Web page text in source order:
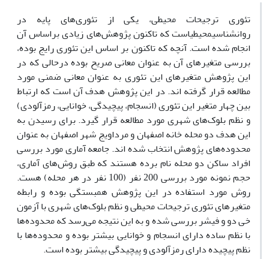
تئوری ترجیحات محیطی، یکی از تئوری‌های پایه در
روانشناسیمحیطیاست که تاکنون پژوهش‌های زیادی براساس آن
انجام شده است. آنچه که تاکنون بر اساس این تئوری رایج بوده،
بررسی متغیرهای آن به عنوان معانی صریح بوده درحالی که در
این پژوهش متغیرهای این تئوری به عنوان معانی ضمنی مورد
مطالعه قرار گرفته اند. در این پژوهش هدف آن است که ارتباط
بین چهار متغیر این تئوری (انسجام، پیچیدگی، خوانایی، رمزآلودی)
و نظم بلوک‌های شهری مورد مطالعه قرار گیرد. برای رسیدن به
این هدف دو محله خانه اصفهان و مرداویج شهر اصفهان به عنوان
محدوده‌های پژوهش انتخاب شده اند. جامعه آماری مورد بررسی
افراد ساکن دو محله نام برده هستند که طبق روش‌های آماری،
حجم نمونه مورد بررسی 200 نفر (100 نفر در هر محله) هست.
روش مورد استفاده در این پژوهش همبستگی بوده و رابطه
متغیرهای تئوری ترجیحات محیطی و نظم بلوک‌های شهری با آزمون
خی دو و فیشر بررسی شده و به این نتیجه می‌رسد که محدوده‌ها
با نظم ساده دارای انسجام و خوانایی بیشتر بوده و محدوده‌ها با
نظم پیچیده دارای رمزآلودی و پیچیدگی بیشتر بوده است.